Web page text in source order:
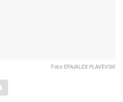
Foto: EPA/ALEX PLAVEVSKI